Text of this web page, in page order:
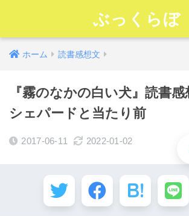
ぶっくらぼ
ホーム 読書感想文
『霧のなかの白い犬』読書
シェパードと当たり前
2017-06-11 2022-01-02